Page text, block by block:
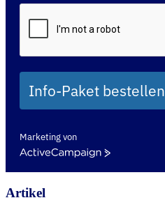
Info-Paket bestellen
Marketing von
ActiveCampaign
Artikel